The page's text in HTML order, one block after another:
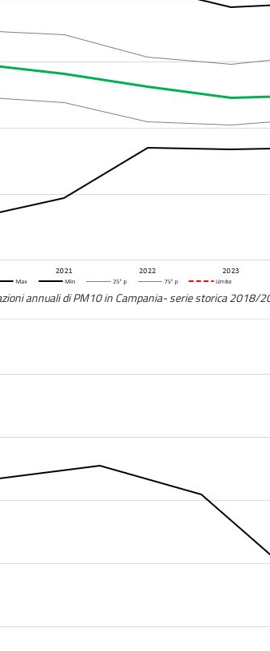
annuali di PM10 in Campania- serie storica 2018/